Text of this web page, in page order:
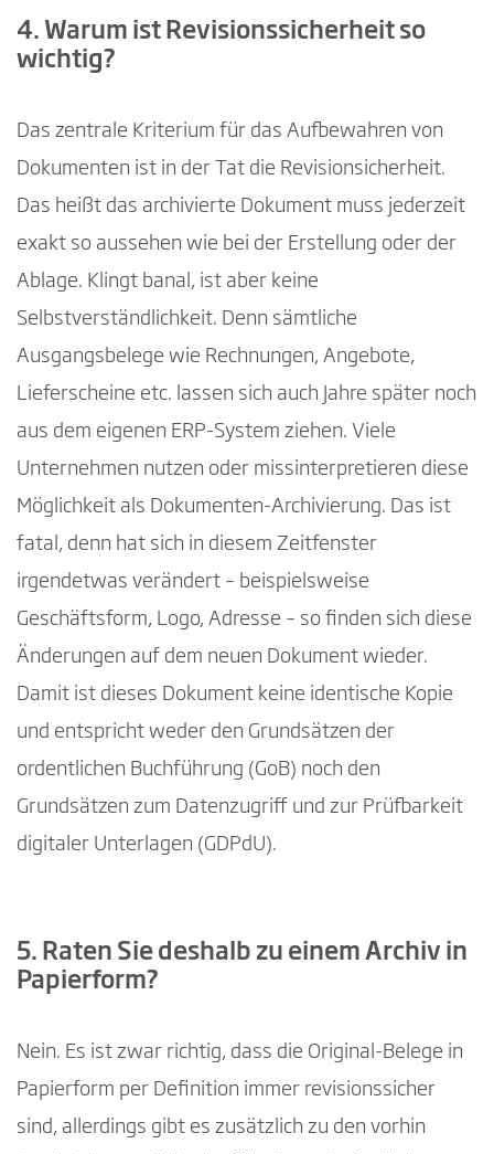
4. Warum ist Revisionssicherheit so
wichtig?
Das zentrale Kriterium für das Aufbewahren von
Dokumenten ist in der Tat die Revisionsicherheit.
Das heißt das archivierte Dokument muss jederzeit
exakt so aussehen wie bei der Erstellung oder der
Ablage. Klingt banal, ist aber keine
Selbstverständlichkeit. Denn sämtliche
Ausgangsbelege wie Rechnungen, Angebote,
Lieferscheine etc. lassen sich auch Jahre später noch
aus dem eigenen ERP-System ziehen. Viele
Unternehmen nutzen oder missinterpretieren diese
Möglichkeit als Dokumenten-Archivierung. Das ist
fatal, denn hat sich in diesem Zeitfenster
irgendetwas verändert – beispielsweise
Geschäftsform, Logo, Adresse – so finden sich diese
Änderungen auf dem neuen Dokument wieder.
Damit ist dieses Dokument keine identische Kopie
und entspricht weder den Grundsätzen der
ordentlichen Buchführung (GoB) noch den
Grundsätzen zum Datenzugriff und zur Prüfbarkeit
digitaler Unterlagen (GDPdU).
5. Raten Sie deshalb zu einem Archiv in
Papierform?
Nein. Es ist zwar richtig, dass die Original-Belege in
Papierform per Definition immer revisionssicher
sind, allerdings gibt es zusätzlich zu den vorhin